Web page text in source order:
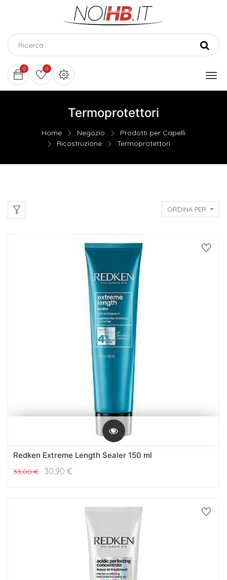
0 0
Termoprotettori
Home Negozio
Prodotti per Capelli
Ricostruzione
Termoprotettori
ORDINA PER
Redken Extreme Length Sealer 150 ml
33,00€ 30,90 €